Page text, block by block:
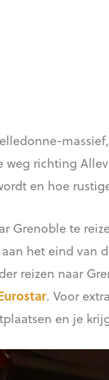
richting
en hoe
Grenoble te
het eind van
reizen naar
. Voor
en je